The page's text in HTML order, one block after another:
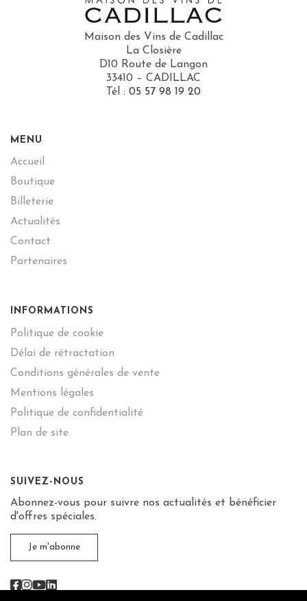
Maison des Vins de Cadillac
La Closière
D10 Route de Langon
33410 – CADILLAC
Tél : 05 57 98 19 20
MENU
Accueil
Boutique
Billeterie
Actualités
Contact
Partenaires
INFORMATIONS
Politique de cookie
Délai de rétractation
Conditions générales de vente
Mentions légales
Politique de confidentialité
Plan de site
SUIVEZ-NOUS
Abonnez-vous pour suivre nos actualités et bénéficier
d'offres spéciales.
Je m'abonne
Facebook
Instagram
Youtube
Linkedin